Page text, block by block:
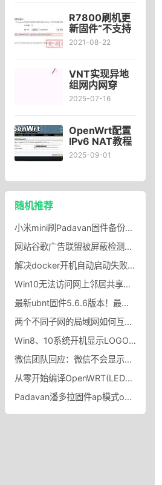
忆典影音专营
店
R7800刷机更
新固件“不支持
所上传的映像
平台的通用映
像文件”
2021-08-22
VNT实现异地
组网内网穿
透，比zerotier
工具
2025-07-16
OpenWrt配置
IPv6 NAT教程
OpenWrt中为
2025-09-01
随机推荐
小米mini刷Padavan固件备份官方rom,小米mini专用eeprom超强信号EEPROM
网站谷歌广告联盟被屏蔽检测JS代码,JS判断网页广告被屏蔽，广告终结者、AdGuard插件判断并提示
解决docker开机自动启动失败无法开机启动脚本,阿里云镜像为Docker加速
Win10无法访问网上邻居共享设备错误代码（0x80004005）
最新ubnt固件5.6.6版本！最全各种型号！带ct模式和路由模式，编程器固件
两个不同子网的局域网如何互通，不同子网能互相访问吗？
Win8、10系统开机显示LOGO后就自动重启,win8、10开机自动重启怎么办
微信团队回应：微信不会显示已读 不过专利发明申请 显示微信确实琢磨过这事
从零开始编译OpenWRT(LEDE)固件——编译OpenWRT(LEDE)使其支持Docker和LXC
Padavan潘多拉固件ap模式openwrt固件应该如何设置有线AP模式